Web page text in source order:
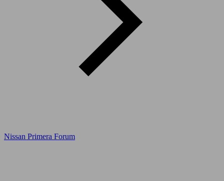
Nissan Primera Forum